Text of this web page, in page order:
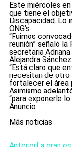
Este miércoles
que tiene el
Discapacidad. Lo
ONG’s.
“Fuimos
reunión” señaló
secretaria Adriana
Alejandra
“Está claro que
necesitan de otro
fortalecer el área
Asimismo
“para exponerle
Anuncio
Más noticias